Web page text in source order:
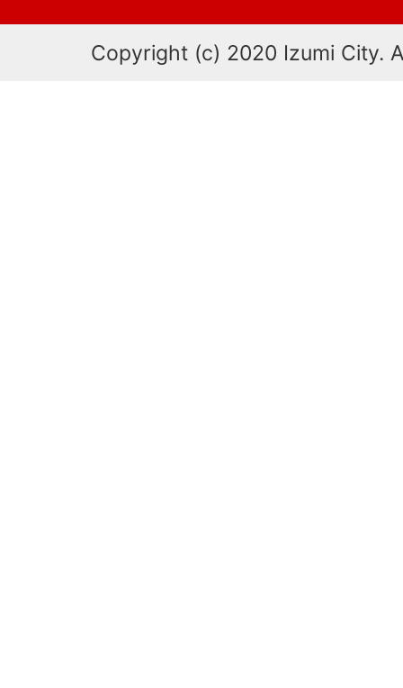
Copyright (c) 2020 Izumi City.